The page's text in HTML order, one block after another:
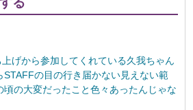
から参加してくれている久我ちゃん
STAFFの目の行き届かない見えない範
頃の大変だったこと色々あったんじゃな